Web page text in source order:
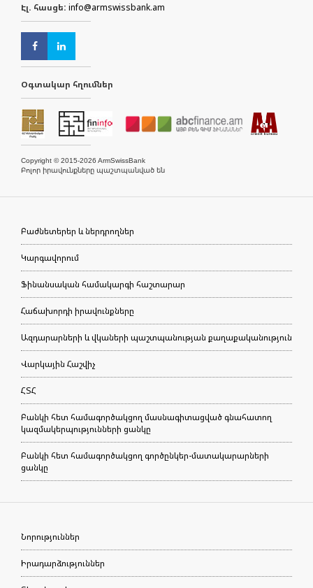
Էլ. հասցե: info@armswissbank.am
Օգտակար հղումներ
Copyright © 2015-2026 ArmSwissBank
Բոլոր իրավունքները պաշտպանված են
Բաժնետերեր և ներդրողներ
Կարգավորում
Ֆինանսական համակարգի հաշտարար
Հաճախորդի իրավունքները
Ազդարարների և վկաների պաշտպանության քաղաքականություն
Վարկային Հաշվիչ
ՀՏՀ
Բանկի հետ համագործակցող մասնագիտացված գնահատող
կազմակերպությունների ցանկը
Բանկի հետ համագործակցող գործընկեր-մատակարարների
ցանկը
Նորություններ
Իրադարձություններ